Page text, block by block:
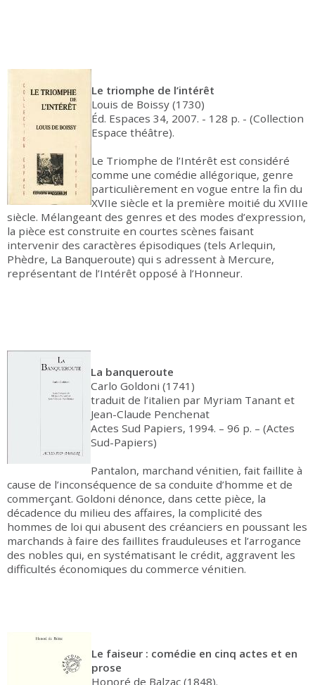
Le triomphe de l’intérêt
Louis de Boissy (1730)
Éd. Espaces 34, 2007. - 128 p. - (Collection
Espace théâtre).
Le Triomphe de l’Intérêt est considéré
comme une comédie allégorique, genre
particulièrement en vogue entre la fin du
XVIIe siècle et la première moitié du XVIIIe
siècle. Mélangeant des genres et des modes d’expression,
la pièce est construite en courtes scènes faisant
intervenir des caractères épisodiques (tels Arlequin,
Phèdre, La Banqueroute) qui s adressent à Mercure,
représentant de l’Intérêt opposé à l’Honneur.
La banqueroute
Carlo Goldoni (1741)
traduit de l’italien par Myriam Tanant et
Jean-Claude Penchenat
Actes Sud Papiers, 1994. – 96 p. – (Actes
Sud-Papiers)
Pantalon, marchand vénitien, fait faillite à
cause de l’inconséquence de sa conduite d’homme et de
commerçant. Goldoni dénonce, dans cette pièce, la
décadence du milieu des affaires, la complicité des
hommes de loi qui abusent des créanciers en poussant les
marchands à faire des faillites frauduleuses et l’arrogance
des nobles qui, en systématisant le crédit, aggravent les
difficultés économiques du commerce vénitien.
Le faiseur : comédie en cinq actes et en
prose
Honoré de Balzac (1848).